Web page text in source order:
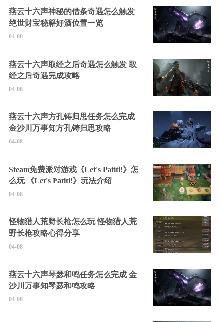
燕云十六声神秘的借条奇遇怎么触发
绝世财宝秘籍好酒位置一览
04-08
燕云十六声取经之后奇遇怎么触发 取
经之后奇遇完成攻略
04-08
燕云十六声方孔铸归思任务怎么完成
金沙川万事知方孔铸归思攻略
04-08
Steam免费派对游戏《Let's Patiti!》怎
么玩 《Let's Patiti!》玩法介绍
04-08
怪物猎人荒野长枪怎么玩 怪物猎人荒
野长枪攻略心得分享
04-08
燕云十六声琴瑟和鸣任务怎么完成 金
沙川万事知琴瑟和鸣攻略
04-08